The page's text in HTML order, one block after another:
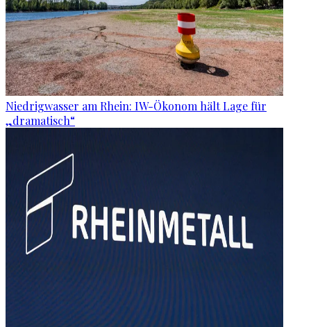
Niedrigwasser am Rhein: IW-Ökonom hält Lage für
„dramatisch“